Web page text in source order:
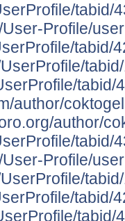
tabid/
Profile/
tabid/
author/
author/
tabid/
Profile/
tabid/